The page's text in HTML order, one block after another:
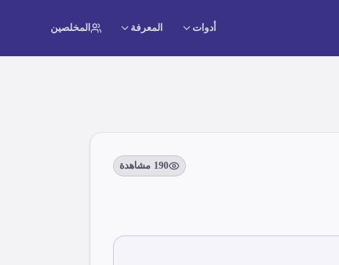
أدوات المعرفة المخلصين
190 مشاهدة